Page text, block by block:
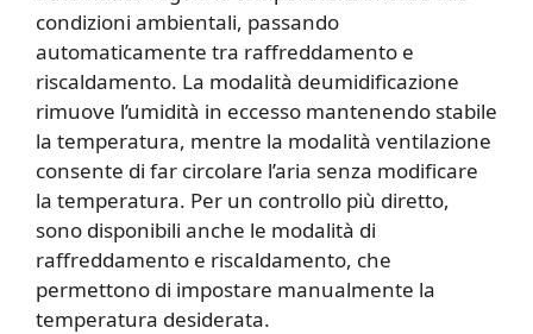
condizioni ambientali, passando
automaticamente tra raffreddamento e
riscaldamento. La modalità deumidificazione
rimuove l’umidità in eccesso mantenendo stabile
la temperatura, mentre la modalità ventilazione
consente di far circolare l’aria senza modificare
la temperatura. Per un controllo più diretto,
sono disponibili anche le modalità di
raffreddamento e riscaldamento, che
permettono di impostare manualmente la
temperatura desiderata.